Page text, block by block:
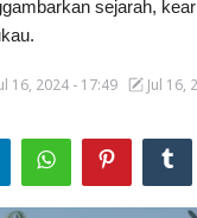
sejarah,
16, 2024 - 17:49 Jul 16,